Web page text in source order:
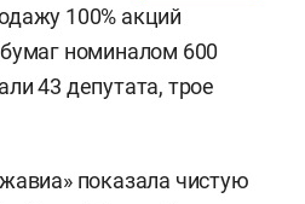
100% акций
номиналом 600
43 депутата, трое
показала чистую